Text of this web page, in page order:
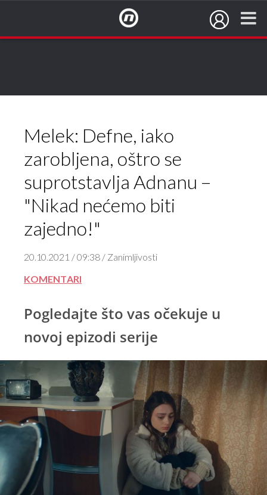
Melek: Defne, iako
zarobljena, oštro se
suprotstavlja Adnanu –
"Nikad nećemo biti
zajedno!"
20.10.2021 / 09:38 / Zanimljivosti
KOMENTARI
Pogledajte što vas očekuje u
novoj epizodi serije